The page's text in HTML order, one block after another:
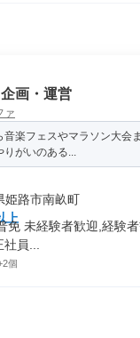
画・運営
ァ
音楽フェスやマラソン大会
りがいのある...
姫路市南畝町
上
免 未経験者歓迎,経験
員...
個